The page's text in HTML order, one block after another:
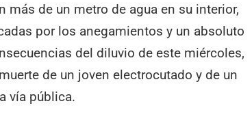
más de un metro de agua en su interior,
por los anegamientos y un absoluto
del diluvio de este miércoles,
de un joven electrocutado y de un
vía pública.